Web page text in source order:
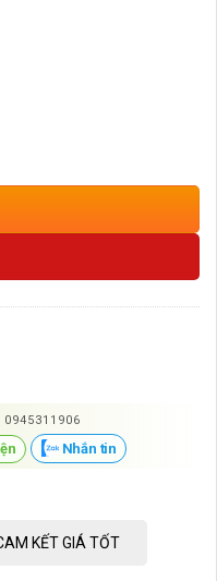
0945311906
Nhắn tin
KẾT GIÁ TỐT